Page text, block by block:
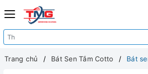
Trang chủ Bát Sen Tắm Cotto Bát